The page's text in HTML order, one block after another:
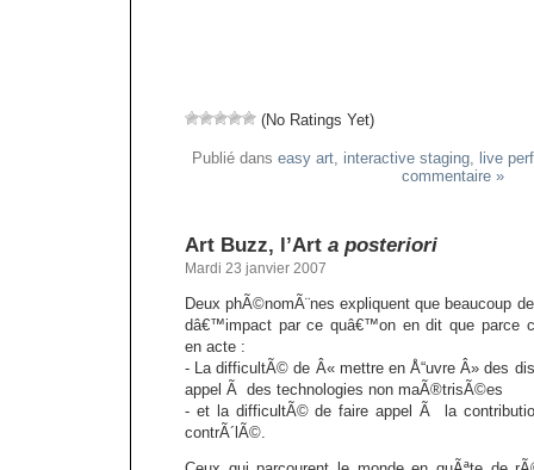
(No Ratings Yet)
Publié dans easy art, interactive staging, live
commentaire »
Art Buzz, l’Art a posteriori
Mardi 23 janvier 2007
Deux phÃ©nomÃ¨nes expliquent que beaucoup
dâ€™impact par ce quâ€™on en dit que parce
en acte :
- La difficultÃ© de Â« mettre en Å“uvre Â» des
appel Ã des technologies non maÃ®trisÃ©es
- et la difficultÃ© de faire appel Ã la
contrÃ´lÃ©.